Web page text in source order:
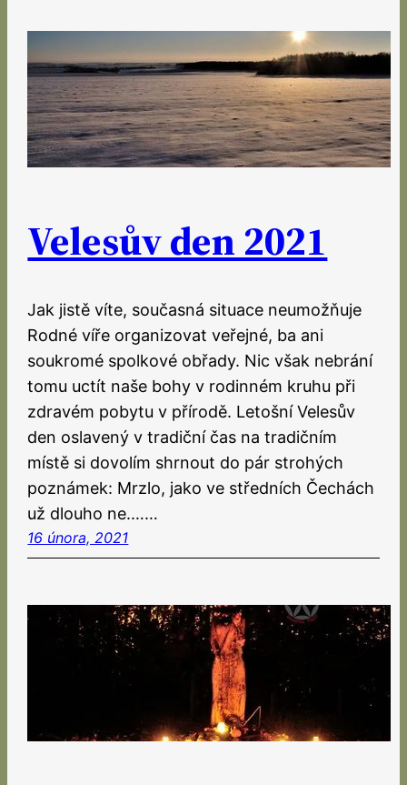
Velesův den 2021
Jak jistě víte, současná situace neumožňuje
Rodné víře organizovat veřejné, ba ani
soukromé spolkové obřady. Nic však nebrání
tomu uctít naše bohy v rodinném kruhu při
zdravém pobytu v přírodě. Letošní Velesův
den oslavený v tradiční čas na tradičním
místě si dovolím shrnout do pár strohých
poznámek: Mrzlo, jako ve středních Čechách
už dlouho ne.……
16 února, 2021